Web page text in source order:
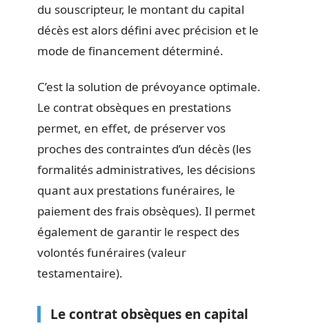
du souscripteur, le montant du capital
décès est alors défini avec précision et le
mode de financement déterminé.
C’est la solution de prévoyance optimale.
Le contrat obsèques en prestations
permet, en effet, de préserver vos
proches des contraintes d’un décès (les
formalités administratives, les décisions
quant aux prestations funéraires, le
paiement des frais obsèques). Il permet
également de garantir le respect des
volontés funéraires (valeur
testamentaire).
Le contrat obsèques en capital